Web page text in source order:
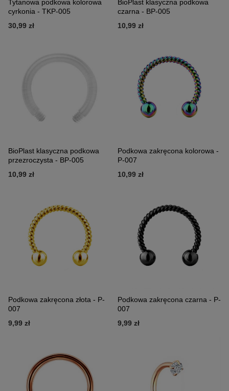
Tytanowa podkowa kolorowa
cyrkonia - TKP-005
30,99 zł
BioPlast klasyczna podkowa
czarna - BP-005
10,99 zł
BioPlast klasyczna podkowa
przezroczysta - BP-005
10,99 zł
Podkowa zakręcona kolorowa -
P-007
10,99 zł
Podkowa zakręcona złota - P-
007
9,99 zł
Podkowa zakręcona czarna - P-
007
9,99 zł